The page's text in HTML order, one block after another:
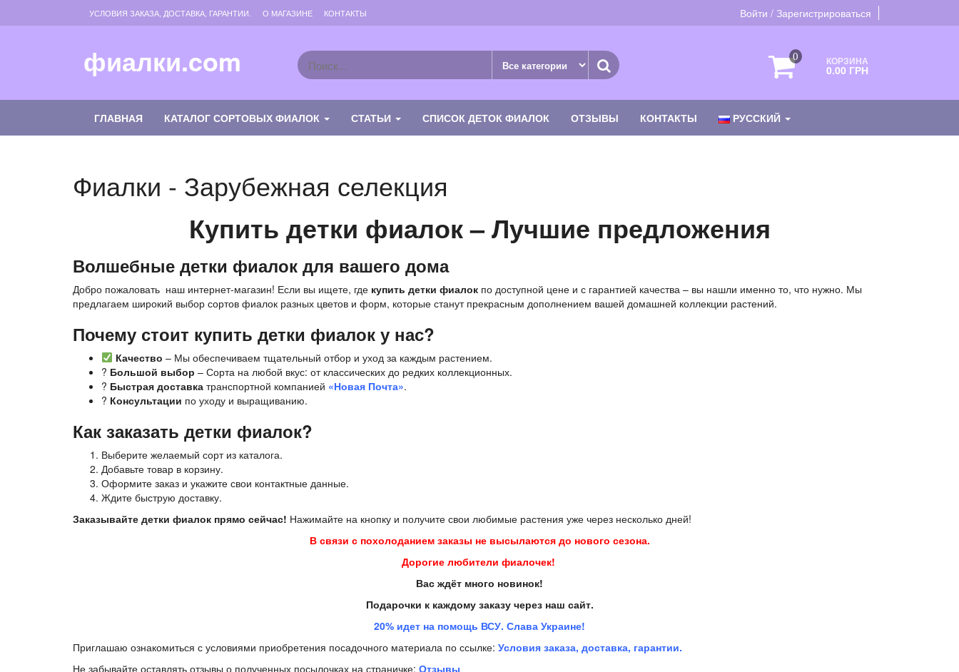
Войти / Зарегистрироваться
УСЛОВИЯ ЗАКАЗА, ДОСТАВКА, ГАРАНТИИ. О МАГАЗИНЕ КОНТАКТЫ
фиалки.com 0 КОРЗИНА
0.00 ГРН
ГЛАВНАЯ КАТАЛОГ СОРТОВЫХ ФИАЛОК СТАТЬИ СПИСОК ДЕТОК ФИАЛОК ОТЗЫВЫ КОНТАКТЫ РУССКИЙ
Фиалки - Зарубежная селекция
Купить детки фиалок – Лучшие предложения
Волшебные детки фиалок для вашего дома
Добро пожаловать наш интернет-магазин! Если вы ищете, где купить детки фиалок по доступной цене и с гарантией качества – вы нашли именно то, что нужно. Мы
предлагаем широкий выбор сортов фиалок разных цветов и форм, которые станут прекрасным дополнением вашей домашней коллекции растений.
Почему стоит купить детки фиалок у нас?
Качество – Мы обеспечиваем тщательный отбор и уход за каждым растением.
? Большой выбор – Сорта на любой вкус: от классических до редких коллекционных.
? Быстрая доставка транспортной компанией «Новая Почта».
? Консультации по уходу и выращиванию.
Как заказать детки фиалок?
Выберите желаемый сорт из каталога.
Добавьте товар в корзину.
Оформите заказ и укажите свои контактные данные.
Ждите быструю доставку.
Заказывайте детки фиалок прямо сейчас! Нажимайте на кнопку и получите свои любимые растения уже через несколько дней!
В связи с похолоданием заказы не высылаются до нового сезона.
Дорогие любители фиалочек!
Вас ждёт много новинок!
Подарочки к каждому заказу через наш сайт.
20% идет на помощь ВСУ. Слава Украине!
Приглашаю ознакомиться с условиями приобретения посадочного материала по ссылке: Условия заказа, доставка, гарантии.
Не забывайте оставлять отзывы о полученных посылочках на страничке: Отзывы